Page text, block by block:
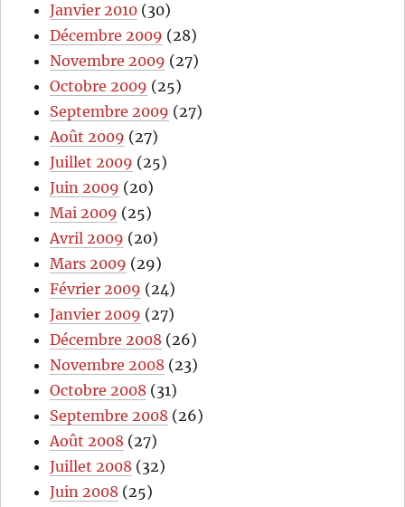
Janvier 2010 (30)
Décembre 2009 (28)
Novembre 2009 (27)
Octobre 2009 (25)
Septembre 2009 (27)
Août 2009 (27)
Juillet 2009 (25)
Juin 2009 (20)
Mai 2009 (25)
Avril 2009 (20)
Mars 2009 (29)
Février 2009 (24)
Janvier 2009 (27)
Décembre 2008 (26)
Novembre 2008 (23)
Octobre 2008 (31)
Septembre 2008 (26)
Août 2008 (27)
Juillet 2008 (32)
Juin 2008 (25)